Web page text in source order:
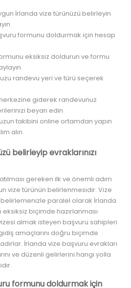
İrlanda vize türünüzü belirleyin
formunu doldurmak için hesap
eksiksiz doldurun ve formu
randevu yeri ve türü seçerek
giderek randevunuz
beyan edin
takibini online ortamdan yapın
alın.
belirleyip evraklarınızı
gereken ilk ve önemli adım
vize türünün belirlenmesidir. Vize
paralel olarak İrlanda
eksiksiz biçimde hazırlanması
almak isteyen başvuru sahipleri
amaçlarını doğru biçimde
İrlanda vize başvuru evrakları
ve düzenli gelirlerini hangi yolla
formunu doldurmak için